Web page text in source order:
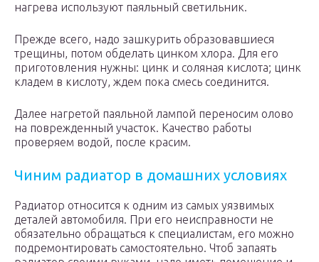
нагрева используют паяльный светильник.
Прежде всего, надо зашкурить образовавшиеся
трещины, потом обделать цинком хлора. Для его
приготовления нужны: цинк и соляная кислота; цинк
кладем в кислоту, ждем пока смесь соединится.
Далее нагретой паяльной лампой переносим олово
на поврежденный участок. Качество работы
проверяем водой, после красим.
Чиним радиатор в домашних условиях
Радиатор относится к одним из самых уязвимых
деталей автомобиля. При его неисправности не
обязательно обращаться к специалистам, его можно
подремонтировать самостоятельно. Чтоб запаять